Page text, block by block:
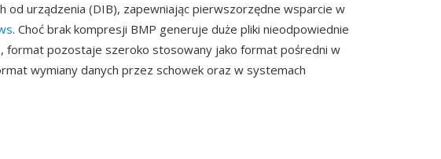
od urządzenia (DIB), zapewniając pierwszorzędne wsparcie w
. Choć brak kompresji BMP generuje duże pliki nieodpowiednie
format pozostaje szeroko stosowany jako format pośredni w
wymiany danych przez schowek oraz w systemach